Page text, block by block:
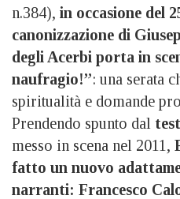
n.384), in occasione del
canonizzazione di
degli Acerbi porta in
naufragio!”: una serata
spiritualità e domande
Prendendo spunto dal
messo in scena nel 2011,
fatto un nuovo
narranti: Francesco